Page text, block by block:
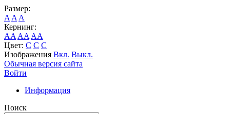
Размер:
A A A
Кернинг:
AA AA AA
Цвет: C C C
Изображения Вкл. Выкл.
Обычная версия сайта
Войти
Информация
Поиск